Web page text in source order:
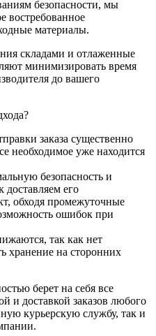
безопасности, мы
востребованное
материалы.
складами и отлаженные
минимизировать время
до вашего
заказа существенно
необходимое уже находится
безопасность и
доставляем его
обходя промежуточные
ошибок при
так как нет
хранение на сторонних
берет на себя все
и доставкой заказов любого
курьерскую службу, так и